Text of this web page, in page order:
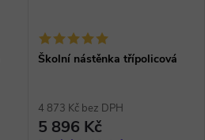
Školní nástěnka třípolicová
4 873 Kč bez DPH
5 896 Kč